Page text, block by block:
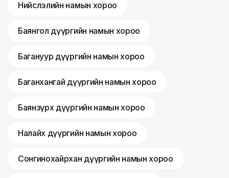
Нийслэлийн намын хороо
Баянгол дүүргийн намын хороо
Багануур дүүргийн намын хороо
Баганхангай дүүргийн намын хороо
Баянзүрх дүүргийн намын хороо
Налайх дүүргийн намын хороо
Сонгинохайрхан дүүргийн намын хороо